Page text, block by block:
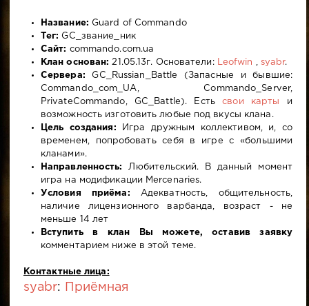
Название: Guard of Commando
Тег: GC_звание_ник
Сайт: commando.com.ua
Клан основан: 21.05.13г. Основатели: Leofwin syabr.
Сервера: GC_Russian_Battle (Запасные и бывшие:
Commando_com_UA, Commando_Server,
PrivateCommando, GC_Battle). Естьсвои карты и
возможность изготовить любые под вкусы клана.
Цель создания: Игра дружным коллективом, и, со
временем, попробовать себя в игре с «большими
кланами».
Направленность:
Любительский. В данный момент
игра на модификации Mercenaries.
Условия приёма: Адекватность, общительность,
наличие лицензионного варбанда, возраст - не
меньше 14 лет
Вступить в клан Вы можете, оставив заявку
комментарием ниже в этой теме.
Контактные лица:
syabr: Приёмная